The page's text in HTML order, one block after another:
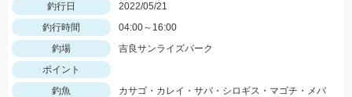
釣行日
2022/05/21
釣行時間
04:00～16:00
釣場
吉良サンライズパーク
ポイント
釣魚
カサゴ・カレイ・サバ・シロギス・マゴチ・メバ